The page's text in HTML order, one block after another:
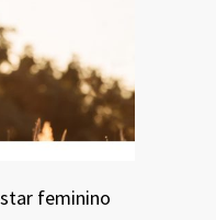
feminino